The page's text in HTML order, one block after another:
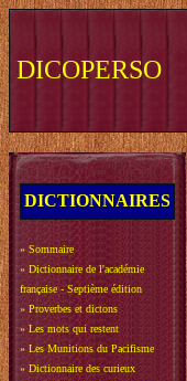
DICOPERSO
DICTIONNAIRES
» Sommaire
» Dictionnaire de l'académie
française - Septième édition
» Proverbes et dictons
» Les mots qui restent
» Les Munitions du Pacifisme
» Dictionnaire des curieux